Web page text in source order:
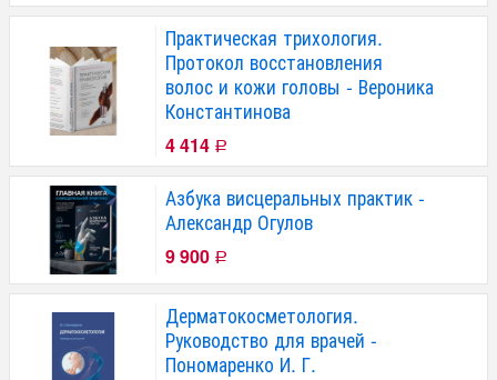
Практическая трихология.
Протокол восстановления
волос и кожи головы - Вероника
Константинова
4 414 Р
Азбука висцеральных практик -
Александр Огулов
9 900 Р
Дерматокосметология.
Руководство для врачей -
Пономаренко И. Г.